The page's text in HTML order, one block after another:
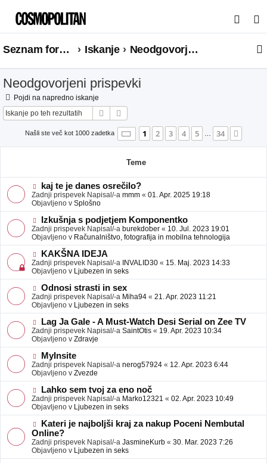
s
a
Seznam forumov Iskanje Neodgovorjeni prispevki
Neodgovorjeni prispevki
Pojdi na napredno iskanje
Iskanje
Našli ste več kot 1000 zadetka Stran 1od34
1 2 3 4 5 … 34
Teme
N
o
v
e
o
b
j
a
v
e
kaj te je danes osrečilo?
Zadnji prispevek Napisal/-a mmm « 01. Apr. 2025 19:18
Objavljeno v Splošno
N
o
v
e
o
b
j
a
v
e
Izkušnja s podjetjem Komponentko
Zadnji prispevek Napisal/-a burekdober « 10. Jul. 2023 19:01
Objavljeno v Računalništvo, fotografija in mobilna tehnologija
N
o
v
e
o
b
j
a
v
e
KAKŠNA IDEJA
Zadnji prispevek Napisal/-a INVALID30 « 15. Maj. 2023 14:33
Objavljeno v Ljubezen in seks
N
o
v
e
o
b
j
a
v
e
Odnosi strasti in sex
Zadnji prispevek Napisal/-a Miha94 « 21. Apr. 2023 11:21
Objavljeno v Ljubezen in seks
N
o
v
e
o
b
j
a
v
e
Lag Ja Gale - A Must-Watch Desi Serial on Zee TV
Zadnji prispevek Napisal/-a SaintOtis « 19. Apr. 2023 10:34
Objavljeno v Zdravje
N
o
v
e
o
b
j
a
v
e
MyInsite
Zadnji prispevek Napisal/-a nerog57924 « 12. Apr. 2023 6:44
Objavljeno v Zvezde
N
o
v
e
o
b
j
a
v
Lahko sem tvoj za eno noč
Zadnji prispevek Napisal/-a Marko12321 « 02. Apr. 2023 10:49
Objavljeno v Ljubezen in seks
N
o
v
e
o
Kateri je najboljši kraj za nakup Poceni Nembutal
Online?
Zadnji prispevek Napisal/-a JasmineKurb « 30. Mar. 2023 7:26
Objavljeno v Ljubezen in seks